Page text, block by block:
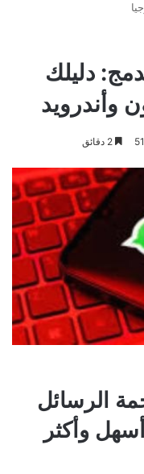
دليلك
وأندرويد
51
الرسائل
وأكثر